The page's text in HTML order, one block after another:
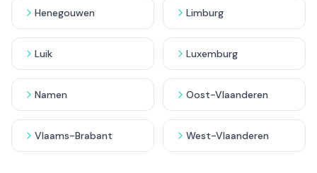
Henegouwen Limburg
Luik Luxemburg
Namen Oost-Vlaanderen
Vlaams-Brabant West-Vlaanderen